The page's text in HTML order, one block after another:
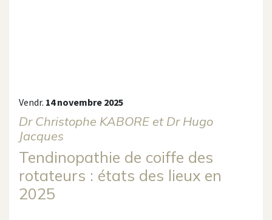
Vendr. 14 novembre 2025
Dr Christophe KABORE et Dr Hugo
Jacques
Tendinopathie de coiffe des
rotateurs : états des lieux en
2025